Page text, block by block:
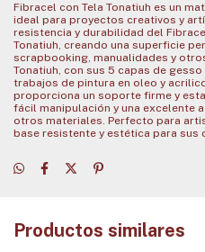
Fibracel con Tela Tonatiuh es un
ideal para proyectos creativos y
resistencia y durabilidad del
Tonatiuh, creando una superficie
scrapbooking, manualidades y
Tonatiuh, con sus 5 capas de
trabajos de pintura en oleo y
proporciona un soporte firme y
fácil manipulación y una excelente
otros materiales. Perfecto para
base resistente y estética para sus
Productos similares